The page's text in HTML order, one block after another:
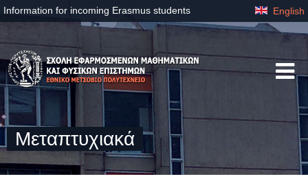
Information for incoming Erasmus students English
Μεταπτυχιακά